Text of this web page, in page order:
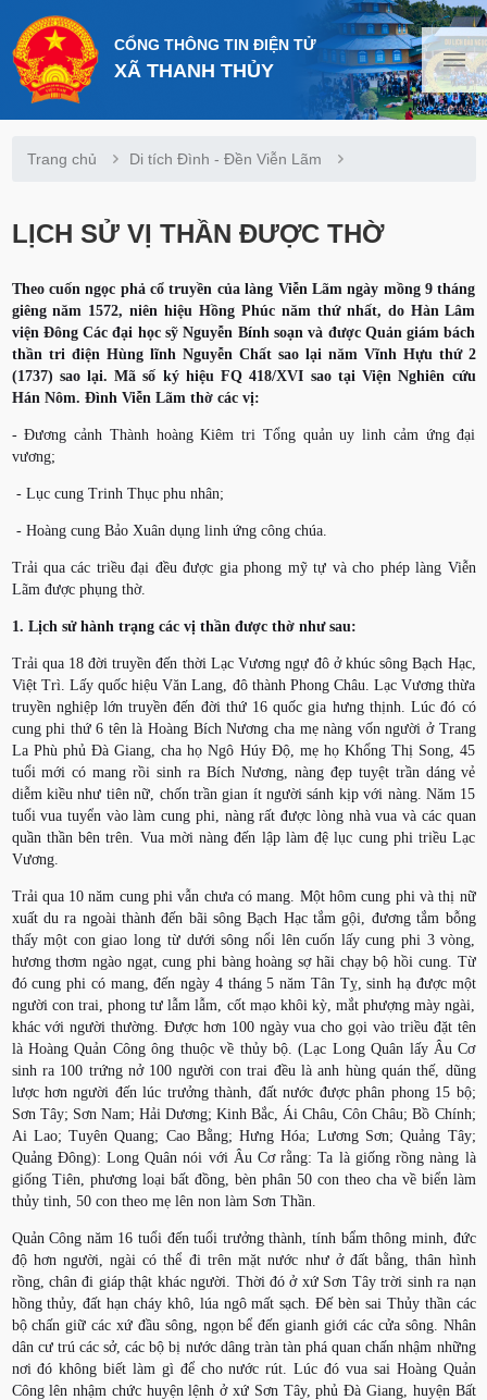
CỔNG THÔNG TIN ĐIỆN TỬ
XÃ THANH THỦY
Trang chủ Di tích Đình - Đền Viễn Lãm
LỊCH SỬ VỊ THẦN ĐƯỢC THỜ
Theo cuốn ngọc phả cổ truyền của làng Viễn Lãm ngày mồng 9 tháng
giêng năm 1572, niên hiệu Hồng Phúc năm thứ nhất, do Hàn Lâm
viện Đông Các đại học sỹ Nguyễn Bính soạn và được Quản giám bách
thần tri điện Hùng lĩnh Nguyễn Chất sao lại năm Vĩnh Hựu thứ 2
(1737) sao lại. Mã số ký hiệu FQ 418/XVI sao tại Viện Nghiên cứu
Hán Nôm. Đình Viễn Lãm thờ các vị:
- Đương cảnh Thành hoàng Kiêm tri Tổng quản uy linh cảm ứng đại
vương;
- Lục cung Trinh Thục phu nhân;
- Hoàng cung Bảo Xuân dụng linh ứng công chúa.
Trải qua các triều đại đều được gia phong mỹ tự và cho phép làng Viễn
Lãm được phụng thờ.
1. Lịch sử hành trạng các vị thần được thờ như sau:
Trải qua 18 đời truyền đến thời Lạc Vương ngự đô ở khúc sông Bạch Hạc,
Việt Trì. Lấy quốc hiệu Văn Lang, đô thành Phong Châu. Lạc Vương thừa
truyền nghiệp lớn truyền đến đời thứ 16 quốc gia hưng thịnh. Lúc đó có
cung phi thứ 6 tên là Hoàng Bích Nương cha mẹ nàng vốn người ở Trang
La Phù phủ Đà Giang, cha họ Ngô Húy Độ, mẹ họ Khổng Thị Song, 45
tuổi mới có mang rồi sinh ra Bích Nương, nàng đẹp tuyệt trần dáng vẻ
diễm kiều như tiên nữ, chốn trần gian ít người sánh kịp với nàng. Năm 15
tuổi vua tuyển vào làm cung phi, nàng rất được lòng nhà vua và các quan
quần thần bên trên. Vua mời nàng đến lập làm đệ lục cung phi triều Lạc
Vương.
Trải qua 10 năm cung phi vẫn chưa có mang. Một hôm cung phi và thị nữ
xuất du ra ngoài thành đến bãi sông Bạch Hạc tắm gội, đương tắm bỗng
thấy một con giao long từ dưới sông nổi lên cuốn lấy cung phi 3 vòng,
hương thơm ngào ngạt, cung phi bàng hoàng sợ hãi chạy bộ hồi cung. Từ
đó cung phi có mang, đến ngày 4 tháng 5 năm Tân Tỵ, sinh hạ được một
người con trai, phong tư lẫm lẫm, cốt mạo khôi kỳ, mắt phượng mày ngài,
khác với người thường. Được hơn 100 ngày vua cho gọi vào triều đặt tên
là Hoàng Quản Công ông thuộc về thủy bộ. (Lạc Long Quân lấy Âu Cơ
sinh ra 100 trứng nở 100 người con trai đều là anh hùng quán thế, dũng
lược hơn người đến lúc trưởng thành, đất nước được phân phong 15 bộ;
Sơn Tây; Sơn Nam; Hải Dương; Kinh Bắc, Ái Châu, Côn Châu; Bồ Chính;
Ai Lao; Tuyên Quang; Cao Bằng; Hưng Hóa; Lương Sơn; Quảng Tây;
Quảng Đông): Long Quân nói với Âu Cơ rằng: Ta là giống rồng nàng là
giống Tiên, phương loại bất đồng, bèn phân 50 con theo cha về biển làm
thủy tinh, 50 con theo mẹ lên non làm Sơn Thần.
Quản Công năm 16 tuổi đến tuổi trưởng thành, tính bẩm thông minh, đức
độ hơn người, ngài có thể đi trên mặt nước như ở đất bằng, thân hình
rồng, chân đi giáp thật khác người. Thời đó ở xứ Sơn Tây trời sinh ra nạn
hồng thủy, đất hạn cháy khô, lúa ngô mất sạch. Đế bèn sai Thủy thần các
bộ chấn giữ các xứ đầu sông, ngọn bể đến gianh giới các cửa sông. Nhân
dân cư trú các sở, các bộ bị nước dâng tràn tàn phá quan chấn nhậm những
nơi đó không biết làm gì để cho nước rút. Lúc đó vua sai Hoàng Quản
Công lên nhậm chức huyện lệnh ở xứ Sơn Tây, phủ Đà Giang, huyện Bất